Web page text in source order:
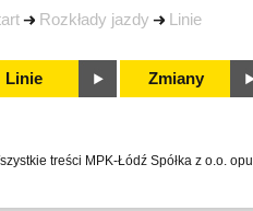
Rozkłady jazdy Linie
Linie Zmiany
treści MPK-Łódź Spółka z o.o.